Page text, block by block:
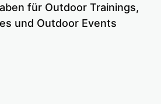
für Outdoor Trainings,
und Outdoor Events